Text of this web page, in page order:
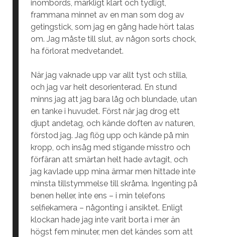
inombords, märkligt klart och tydligt,
frammana minnet av en man som dog av
getingstick, som jag en gång hade hört talas
om. Jag måste till slut, av någon sorts chock,
ha förlorat medvetandet.
När jag vaknade upp var allt tyst och stilla,
och jag var helt desorienterad. En stund
minns jag att jag bara låg och blundade, utan
en tanke i huvudet. Först när jag drog ett
djupt andetag, och kände doften av naturen,
förstod jag. Jag flög upp och kände på min
kropp, och insåg med stigande misstro och
förfäran att smärtan helt hade avtagit, och
jag kavlade upp mina ärmar men hittade inte
minsta tillstymmelse till skråma. Ingenting på
benen heller, inte ens – i min telefons
selfiekamera – någonting i ansiktet. Enligt
klockan hade jag inte varit borta i mer än
högst fem minuter, men det kändes som att